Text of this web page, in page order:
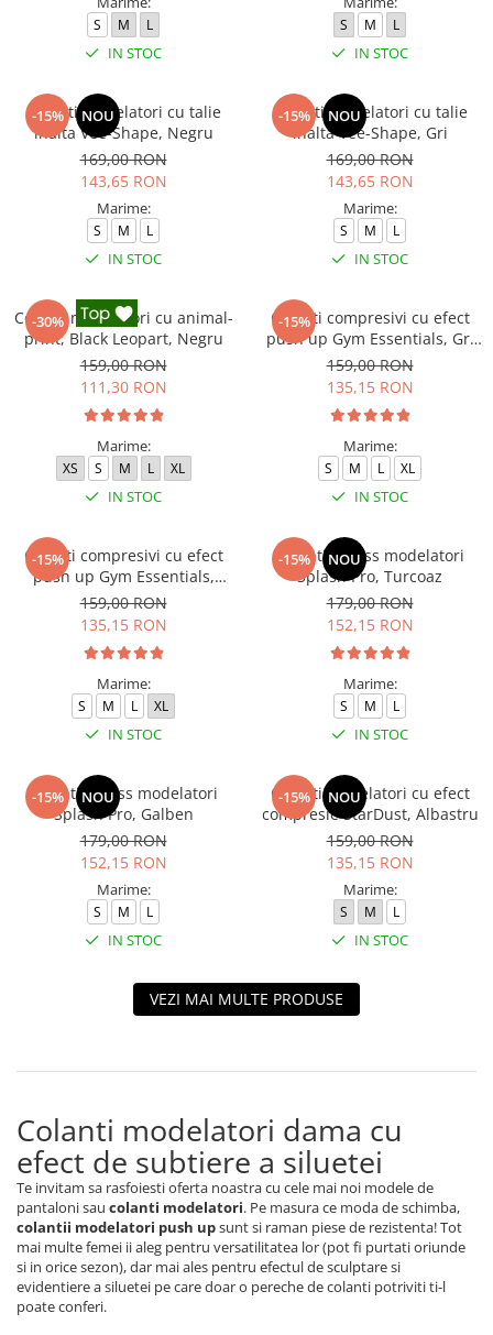
S M L
IN STOC
S M L
IN STOC
-15% NOU
Colanti modelatori cu talie
inalta Vee-Shape, Negru
169,00 RON
143,65 RON
Marime:
S M L
IN STOC
-15% NOU
Colanti modelatori cu talie
inalta Vee-Shape, Gri
169,00 RON
143,65 RON
Marime:
S M L
IN STOC
-30%
Colanti modelatori cu animal-
print, Black Leopart, Negru
159,00 RON
111,30 RON
Marime:
XS S M L XL
IN STOC
-15%
Colanti compresivi cu efect
push up Gym Essentials, Gri
inchis
159,00 RON
135,15 RON
Marime:
S M L XL
IN STOC
-15%
Colanti compresivi cu efect
push up Gym Essentials,
Verde
159,00 RON
135,15 RON
Marime:
S M L XL
IN STOC
-15% NOU
Colanti fitness modelatori
Splash Pro, Turcoaz
179,00 RON
152,15 RON
Marime:
S M L
IN STOC
-15% NOU
Colanti fitness modelatori
Splash Pro, Galben
179,00 RON
152,15 RON
Marime:
S M L
IN STOC
-15% NOU
Colanti modelatori cu efect
compresie StarDust, Albastru
159,00 RON
135,15 RON
Marime:
S M L
IN STOC
VEZI MAI MULTE PRODUSE
Colanti modelatori dama cu
efect de subtiere a siluetei
Te invitam sa rasfoiesti oferta noastra cu cele mai noi modele de
pantaloni sau colanti modelatori. Pe masura ce moda de schimba,
colantii modelatori push upsunt si raman piese de rezistenta! Tot
mai multe femei ii aleg pentru versatilitatea lor (pot fi purtati oriunde
si in orice sezon), dar mai ales pentru efectul de sculptare si
evidentiere a siluetei pe care doar o pereche de colanti potriviti ti-l
poate conferi.